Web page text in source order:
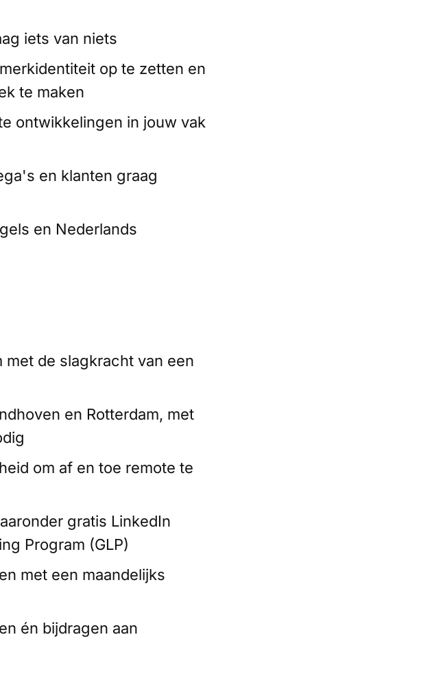
iets van niets
op te zetten en
te maken
ontwikkelingen in jouw vak
en klanten graag
en Nederlands
de slagkracht van een
en Rotterdam, met
om af en toe remote te
gratis LinkedIn
Program (GLP)
met een maandelijks
én bijdragen aan